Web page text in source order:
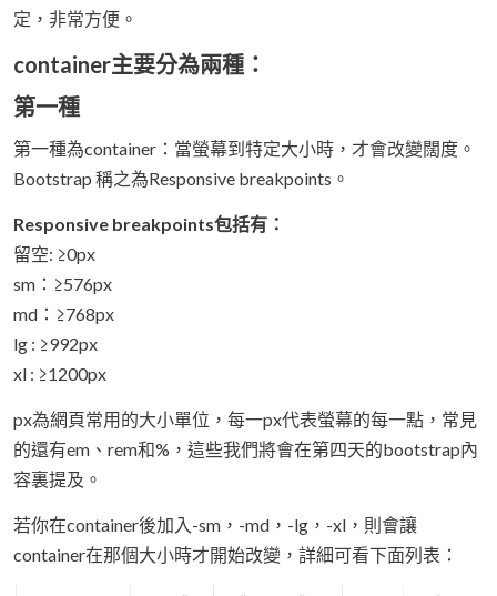
定，非常方便。
container主要分為兩種：
第一種
第一種為container：當螢幕到特定大小時，才會改變闊度。
Bootstrap 稱之為Responsive breakpoints。
Responsive breakpoints包括有：
留空: ≥0px
sm：≥576px
md：≥768px
lg : ≥992px
xl : ≥1200px
px為網頁常用的大小單位，每一px代表螢幕的每一點，常見
的還有em、rem和%，這些我們將會在第四天的bootstrap內
容裏提及。
若你在container後加入-sm，-md，-lg，-xl，則會讓
container在那個大小時才開始改變，詳細可看下面列表：